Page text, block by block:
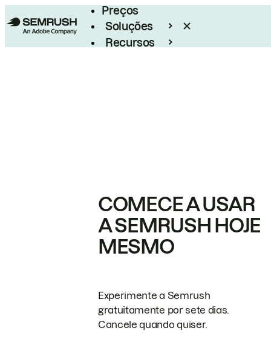
Preços
Soluções
Recursos
COMECE A USAR
A SEMRUSH HOJE
MESMO
Experimente a Semrush
gratuitamente por sete dias.
Cancele quando quiser.